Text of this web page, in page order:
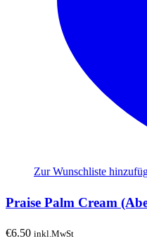
Zur Wunschliste
Praise Palm Cream
€6.50 inkl.MwSt